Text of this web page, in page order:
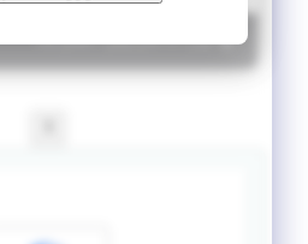
تهران |۵ سال پیش | منقضی شده